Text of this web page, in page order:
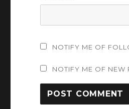
NOTIFY ME OF
NOTIFY ME OF NEW